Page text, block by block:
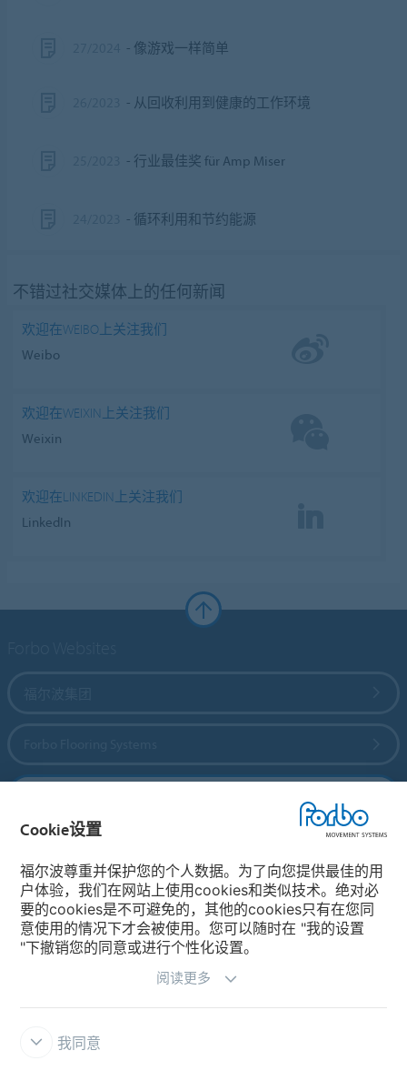
- 像游戏一样简单
- 从回收利用到健康的工作环境
- 行业最佳奖 für Amp Miser
- 循环利用和节约能源
不错过社交媒体上的任何新闻
欢迎在WEIBO上关注我们
Weibo
欢迎在WEIXIN上关注我们
Weixin
欢迎在LINKEDIN上关注我们
LinkedIn
选择国家
选择您所在的国家
Cookie设置
福尔波尊重并保护您的个人数据。为了向您提供最佳的用
户体验，我们在网站上使用cookies和类似技术。绝对必
要的cookies是不可避免的，其他的cookies只有在您同
意使用的情况下才会被使用。您可以随时在 "我的设置
"下撤销您的同意或进行个性化设置。
阅读更多
我同意